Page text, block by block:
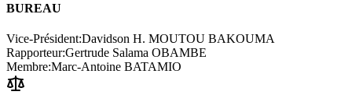
BUREAU
Vice-Président:Davidson H. MOUTOU BAKOUMA
Rapporteur:Gertrude Salama OBAMBE
Membre:Marc-Antoine BATAMIO